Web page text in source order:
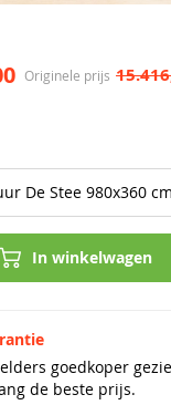
Originele prijs
In winkelwagen
goedkoper
de beste prijs.